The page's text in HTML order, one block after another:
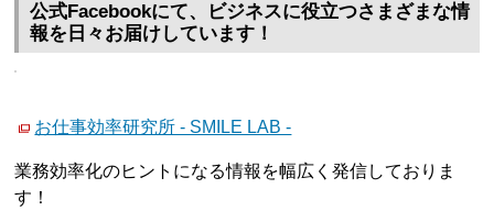
公式Facebookにて、ビジネスに役立つさまざまな情
報を日々お届けしています！
お仕事効率研究所 - SMILE LAB -
業務効率化のヒントになる情報を幅広く発信しておりま
す！